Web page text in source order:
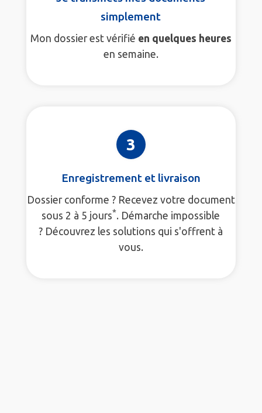
simplement
Mon dossier est vérifié en quelques heures
en semaine.
3
Enregistrement et livraison
Dossier conforme ? Recevez votre document
sous 2 à 5 jours*. Démarche impossible
? Découvrez les solutions qui s'offrent à
vous.